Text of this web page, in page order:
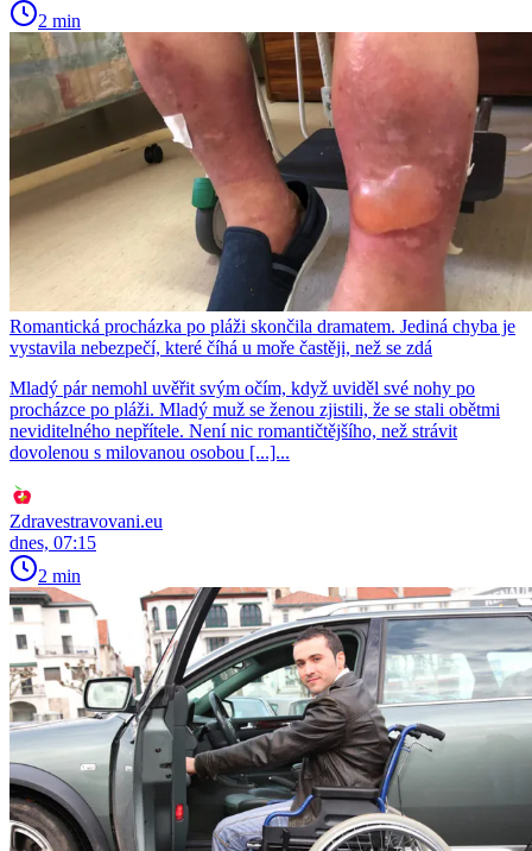
2 min
Romantická procházka po pláži skončila dramatem. Jediná chyba je
vystavila nebezpečí, které číhá u moře častěji, než se zdá
Mladý pár nemohl uvěřit svým očím, když uviděl své nohy po
procházce po pláži. Mladý muž se ženou zjistili, že se stali obětmi
neviditelného nepřítele. Není nic romantičtějšího, než strávit
dovolenou s milovanou osobou [...]...
Zdravestravovani.eu
dnes, 07:15
2 min